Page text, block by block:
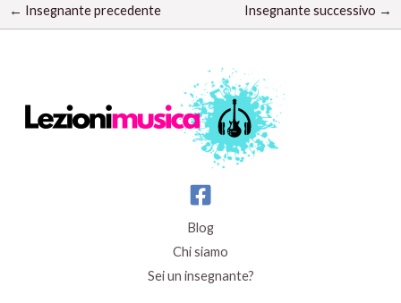
← Insegnante precedente Insegnante successivo →
Blog
Chi siamo
Sei un insegnante?